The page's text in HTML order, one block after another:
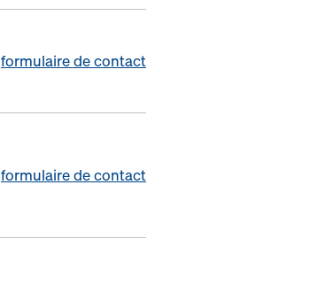
formulaire de contact
formulaire de contact